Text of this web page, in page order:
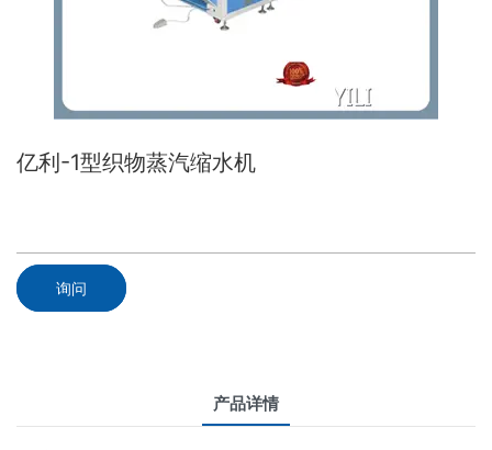
亿利-1型织物蒸汽缩水机
询问
产品详情